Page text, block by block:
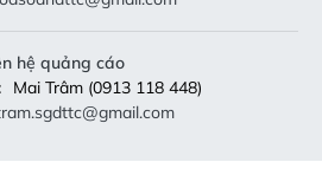
hệ quảng cáo
Mai Trâm (0913 118 448)